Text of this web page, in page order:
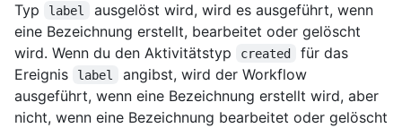
Typ
label
ausgelöst wird, wird es ausgeführt, wenn
eine Bezeichnung erstellt, bearbeitet oder gelöscht
wird. Wenn du den Aktivitätstyp
created
für das
Ereignis
label
angibst, wird der Workflow
ausgeführt, wenn eine Bezeichnung erstellt wird, aber
nicht, wenn eine Bezeichnung bearbeitet oder gelöscht